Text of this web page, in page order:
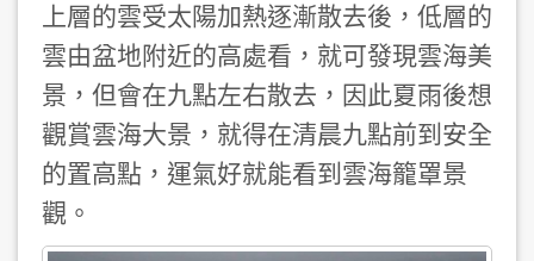
上層的雲受太陽加熱逐漸散去後，低層的
雲由盆地附近的高處看，就可發現雲海美
景，但會在九點左右散去，因此夏雨後想
觀賞雲海大景，就得在清晨九點前到安全
的置高點，運氣好就能看到雲海籠罩景
觀。